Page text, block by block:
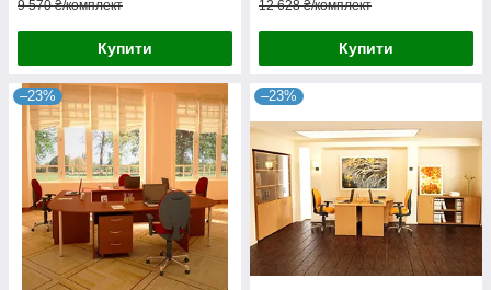
9 570 ₴/комплект
Купити
12 628 ₴/комплект
Купити
–23% –23%